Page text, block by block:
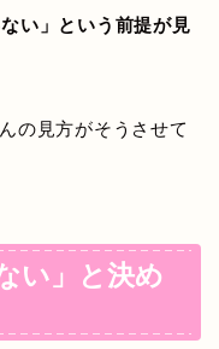
ない」という前提が見
の見方がそうさせて
い」と決め